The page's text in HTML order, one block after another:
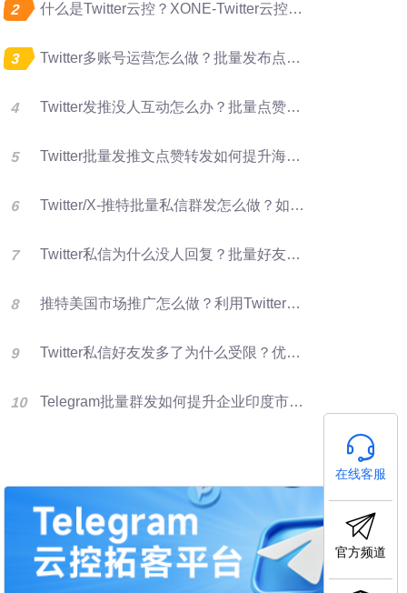
什么是Twitter云控？XONE-Twitter云控是做什么的？
Twitter多账号运营怎么做？批量发布点赞转发完整指南
Twitter发推没人互动怎么办？批量点赞评论转发提升曝光
Twitter批量发推文点赞转发如何提升海外账号矩阵运营效率？
Twitter/X-推特批量私信群发怎么做？如何提升推特转化率？
Twitter私信为什么没人回复？批量好友群发优化X营销效果的方法
推特美国市场推广怎么做？利用Twitter好友资源进行批量群发提升客户开发效率
Twitter私信好友发多了为什么受限？优化群发营销方法
Telegram批量群发如何提升企业印度市场获客效率
在线客服
官方频道